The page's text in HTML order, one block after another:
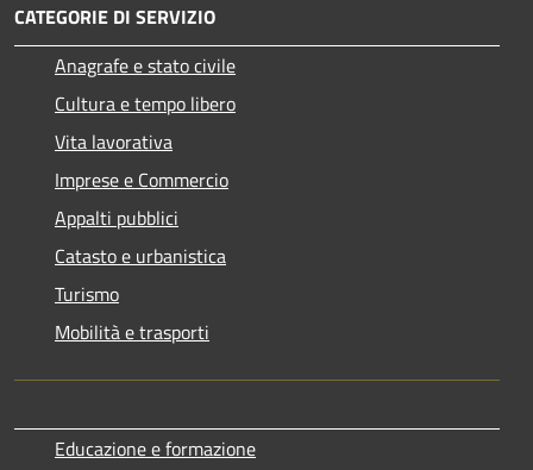
CATEGORIE DI SERVIZIO
Anagrafe e stato civile
Cultura e tempo libero
Vita lavorativa
Imprese e Commercio
Appalti pubblici
Catasto e urbanistica
Turismo
Mobilità e trasporti
Educazione e formazione